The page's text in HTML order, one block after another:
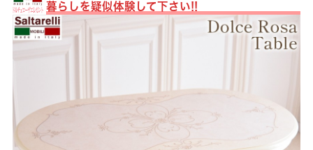
暮らしを疑似体験して下さい!!